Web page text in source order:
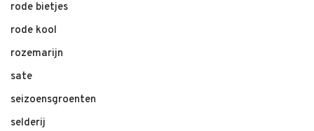
rode bietjes
rode kool
rozemarijn
sate
seizoensgroenten
selderij